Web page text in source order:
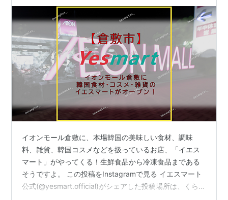
イオンモール倉敷に、本場韓国の美味しい食材、調味
料、雑貨、韓国コスメなどを扱っているお店、「イエス
マート」がやってくる！生鮮食品から冷凍食品まである
そうですよ。 この投稿をInstagramで見る イエスマート
公式(@yesmart.official)がシェアした投稿場所は、くらし